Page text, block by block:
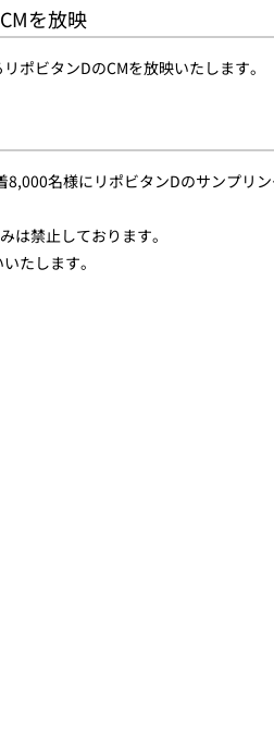
を放映
ポビタンDのCMを放映いたします。
名様にリポビタンDのサンプリ
は禁止しております。
たします。